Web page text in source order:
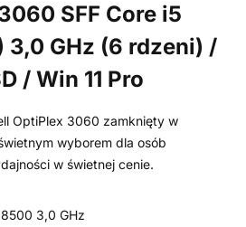
SFF Core i5
GHz (6 rdzeni) /
/ Win 11 Pro
OptiPlex 3060 zamknięty w
wyborem dla osób
w świetnej cenie.
3,0 GHz